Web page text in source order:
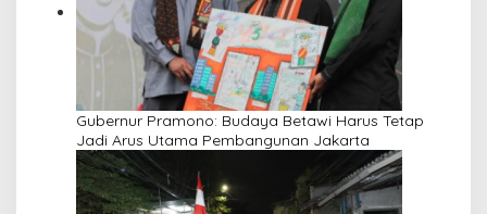
Gubernur Pramono: Budaya Betawi Harus Tetap
Jadi Arus Utama Pembangunan Jakarta